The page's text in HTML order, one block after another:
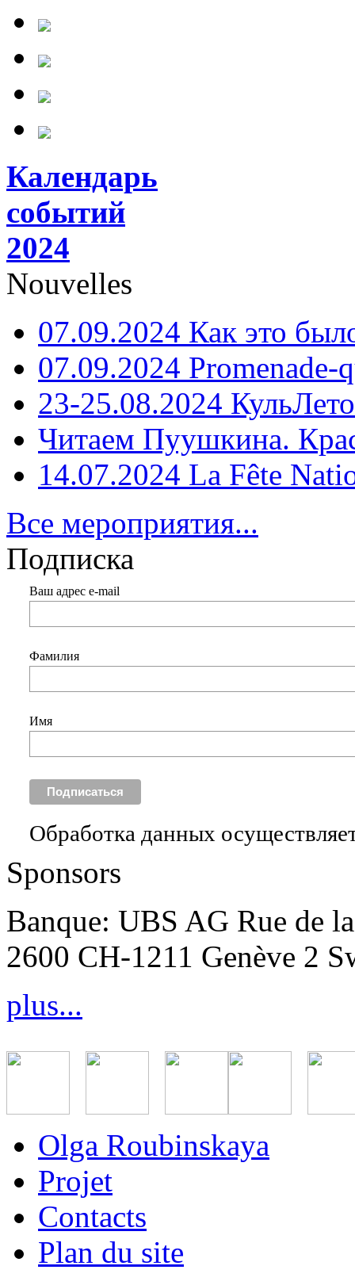
Календарь
событий
2024
Nouvelles
07.09.2024 Как это
07.09.2024 Promenade-
23-25.08.2024 КульЛето
Читаем Пуушкина.
14.07.2024 La Fête
Все мероприятия...
Подписка
Ваш адрес e-mail
Фамилия
Имя
Обработка данных
Sponsors
Banque: UBS AG Rue de
2600 CH-1211 Genève 2
plus...
Olga Roubinskaya
Projet
Contacts
Plan du site